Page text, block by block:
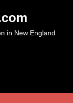
in New England